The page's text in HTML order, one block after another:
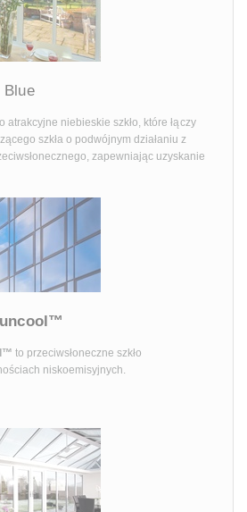
Blue
atrakcyjne niebieskie szkło, które łączy
szkła o podwójnym działaniu z
zapewniając uzyskanie
to przeciwsłoneczne szkło
niskoemisyjnych.